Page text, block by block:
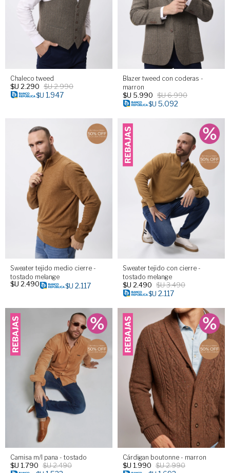
Chaleco tweed
$U 2.290 $U2.990
$U 1.947
Blazer tweed con coderas -
marron
$U 5.990 $U6.990
$U 5.092
Sweater tejido medio cierre -
tostado melange
$U 2.490 $U 2.117
Sweater tejido con cierre -
tostado melange
$U 2.490 $U3.490
$U 2.117
Camisa m/l pana - tostado
$U 1.790 $U2.490
Cárdigan boutonne - marron
$U 1.990 $U2.990